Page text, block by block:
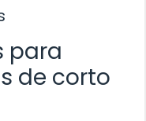
para
de corto